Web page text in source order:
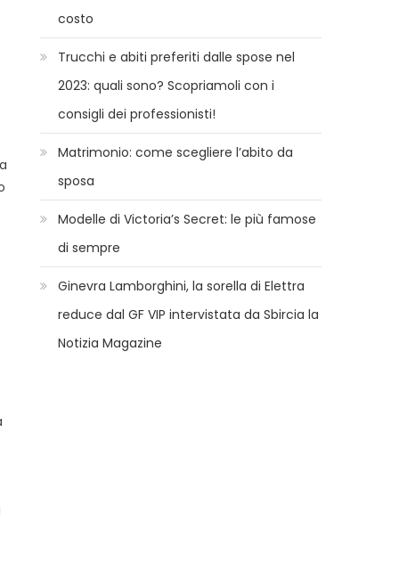
costo
Trucchi e abiti preferiti dalle spose nel
2023: quali sono? Scopriamoli con i
consigli dei professionisti!
Matrimonio: come scegliere l’abito da
sposa
Modelle di Victoria’s Secret: le più famose
di sempre
Ginevra Lamborghini, la sorella di Elettra
reduce dal GF VIP intervistata da Sbircia la
Notizia Magazine